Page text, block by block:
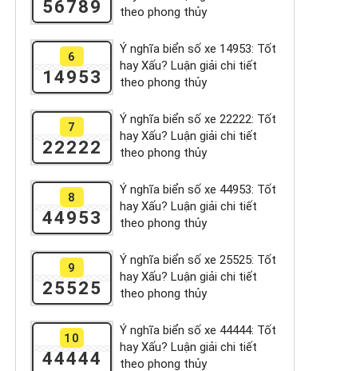
56789
theo phong thủy
6
14953
Ý nghĩa biển số xe 14953: Tốt
hay Xấu? Luận giải chi tiết
theo phong thủy
7
22222
Ý nghĩa biển số xe 22222: Tốt
hay Xấu? Luận giải chi tiết
theo phong thủy
8
44953
Ý nghĩa biển số xe 44953: Tốt
hay Xấu? Luận giải chi tiết
theo phong thủy
9
25525
Ý nghĩa biển số xe 25525: Tốt
hay Xấu? Luận giải chi tiết
theo phong thủy
10
44444
Ý nghĩa biển số xe 44444: Tốt
hay Xấu? Luận giải chi tiết
theo phong thủy